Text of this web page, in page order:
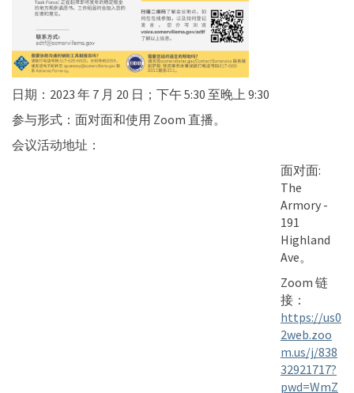
日期：2023 年 7 月 20 日；下午 5:30 至晚上 9:30
参与形式：面对面和使用 Zoom 直播。
会议活动地址：
面对面:
The
Armory -
191
Highland
Ave。
Zoom 链
接：
https://us0
2web.zoo
m.us/j/838
32921717?
pwd=WmZ